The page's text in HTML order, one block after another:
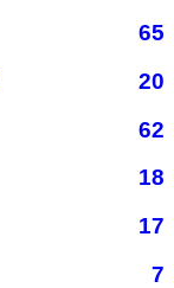
65
20
62
18
17
7